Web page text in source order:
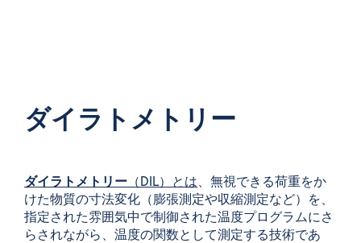
ダイラトメトリー
ダイラトメトリー （DIL）とは、無視できる荷重をか
けた物質の寸法変化（膨張測定や収縮測定など）を、
指定された雰囲気中で制御された温度プログラムにさ
らされながら、温度の関数として測定する技術であ